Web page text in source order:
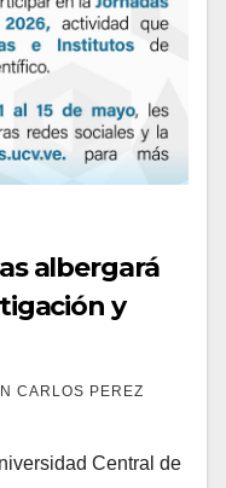
albergará
y
CARLOS PEREZ
Central de